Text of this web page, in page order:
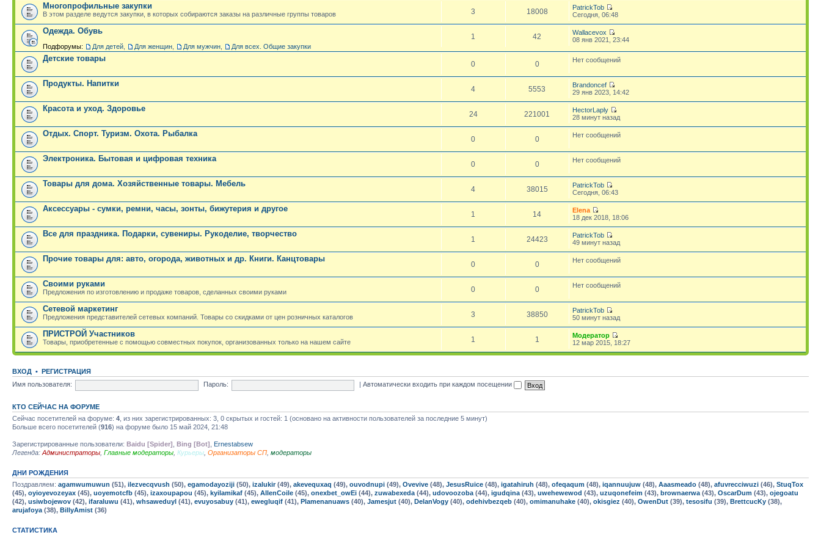
Многопрофильные закупки
В этом разделе ведутся закупки, в которых собираются заказы на различные группы товаров 3 18008
PatrickTob
Сегодня, 06:48
Одежда. Обувь
Подфорумы: Для детей Для женщин Для мужчин Для всех. Общие закупки
1 42
Wallacevox
08 янв 2021, 23:44
Детские товары
0 0 Нет сообщений
Продукты. Напитки
4 5553
Brandoncef
29 янв 2023, 14:42
Красота и уход. Здоровье
24 221001
HectorLaply
28 минут назад
Отдых. Спорт. Туризм. Охота. Рыбалка
0 0 Нет сообщений
Электроника. Бытовая и цифровая техника
0 0 Нет сообщений
Товары для дома. Хозяйственные товары. Мебель
4 38015
PatrickTob
Сегодня, 06:43
Аксессуары - сумки, ремни, часы, зонты, бижутерия и другое
1 14
Elena
18 дек 2018, 18:06
Все для праздника. Подарки, сувениры. Рукоделие, творчество
1 24423
PatrickTob
49 минут назад
Прочие товары для: авто, огорода, животных и др. Книги. Канцтовары
0 0 Нет сообщений
Своими руками
Предложения по изготовлению и продаже товаров, сделанных своими руками 0 0 Нет сообщений
Сетевой маркетинг
Предложения представителей сетевых компаний. Товары со скидками от цен розничных каталогов 3 38850
PatrickTob
50 минут назад
ПРИСТРОЙ Участников
Товары, приобретенные с помощью совместных покупок, организованных только на нашем сайте 1 1
Модератор
12 мар 2015, 18:27
ВХОД • РЕГИСТРАЦИЯ
Имя пользователя:
Пароль: |Автоматически входить при каждом посещении
КТО СЕЙЧАС НА ФОРУМЕ
Сейчас посетителей на форуме: 4 , из них зарегистрированных: 3, 0 скрытых и гостей: 1 (основано на активности пользователей за последние 5 минут)
Больше всего посетителей (916) на форуме было 15 май 2024, 21:48
Зарегистрированные пользователи: Baidu [Spider] Bing [Bot]
Ernestabsew
Легенда: Администраторы Главные модераторы Курьеры Организаторы СП модераторы
ДНИ РОЖДЕНИЯ
Поздравляем: agamwumuwun (51), ilezvecqvush (50), egamodayoziji (50), izalukir(49), akevequxaq (49), ouvodnupi (49), Ovevive (48), JesusRuice (48), igatahiruh (48), ofeqaqum (48), iqannuujuw (48), Aaasmeado (48), afuvrecciwuzi (46), StuqTox
(45), oyioyevozeyax (45), uoyemotcfb (45), izaxoupapou (45), kyilamikaf (45), AllenCoile (45), onexbet_owEi (44), zuwabexeda (44), udovoozoba (44), igudqina (43), uwehewewod (43), uzuqonefeim (43), brownaerwa (43), OscarDum (43), ojegoatu
(42), usiwbojewov (42), ifaraluwu (41), whsaweduyl (41), evuyosabuy (41), ewegluqif (41), Plamenanuaws (40), Jamesjut (40), DelanVogy (40), odehivbezqeb (40), omimanuhake (40), okisgiez (40), OwenDut (39), tesosifu (39), BrettcucKy (38),
arujafoya (38), BillyAmist (36)
СТАТИСТИКА